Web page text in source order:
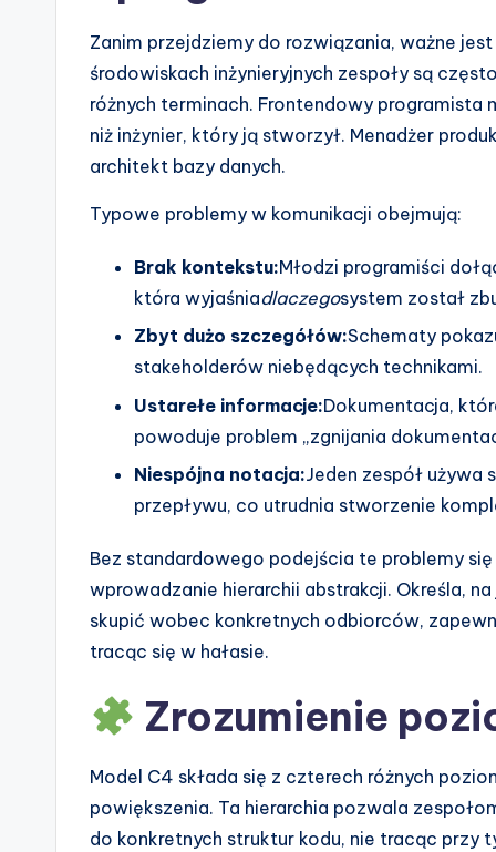
tr
Zanim przejdziemy do rozwiązania, ważne
środowiskach inżynieryjnych zespoły są
różnych terminach. Frontendowy programista
niż inżynier, który ją stworzył. Menadżer
architekt bazy danych.
Typowe problemy w komunikacji obejmują:
Brak kontekstu:Młodzi programiści
która wyjaśniadlaczegosystem został
Zbyt dużo szczegółów:Schematy
stakeholderów niebędących technikami.
Ustarełe informacje:Dokumentacja,
powoduje problem „zgnijania
Niespójna notacja:Jeden zespół
przepływu, co utrudnia stworzenie
Bez standardowego podejścia te problemy
wprowadzanie hierarchii abstrakcji. Określa,
skupić wobec konkretnych odbiorców,
tracąc się w hałasie.
Zrozumienie
Model C4 składa się z czterech różnych
powiększenia. Ta hierarchia pozwala
do konkretnych struktur kodu, nie tracąc przy